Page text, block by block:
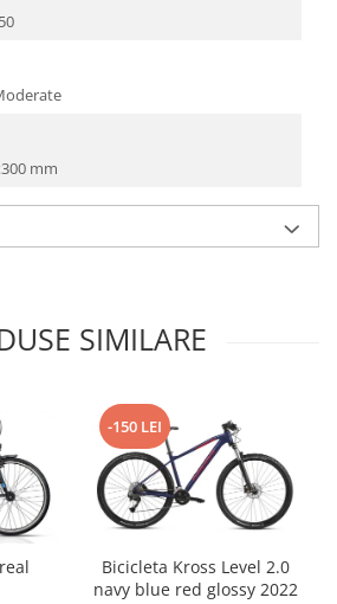
mm
SIMILARE
-150 LEI
Bicicleta Kross Level 2.0
navy blue red glossy 2022